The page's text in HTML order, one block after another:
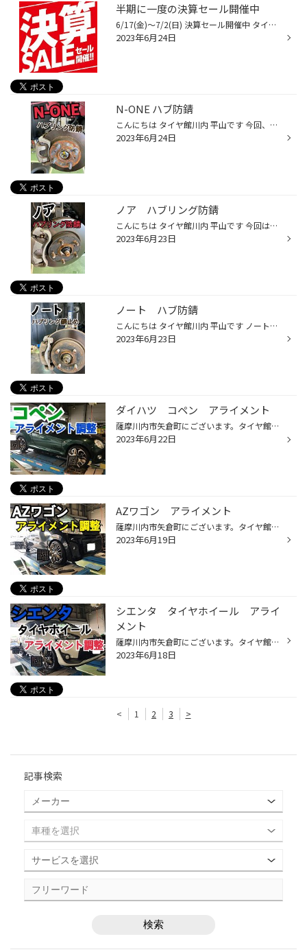
半期に一度の決算セール開催中
6/17(金)～7/2(日) 決算セール開催中 タイヤ交換をご検討中の方はぜひタイヤ館川内へご相談下さいませ。 タイヤ館アプリをダウンロードしていただくと割引クーポンをご利用いただけます。 一部地域の方へ折込チラシもお届けさせて頂いています。
2023年6月24日
N-ONE ハブ防錆
こんにちは タイヤ館川内 平山です 今回、N-ONEのハブ防錆施工 させていただきました！ 施工前 施工後 キレイになりました！ サビがあると中心がキレイに ハマりきらないので、ハンドルのガタ付きに つながることがあります。 タイヤ交換の際はぜひここまで！
2023年6月24日
ノア ハブリング防錆
こんにちは タイヤ館川内 平山です 今回はノアのハブリングの錆止め 新しい車でも意外と錆びてる ハブリング タイヤを外さないと見えない 部分ですがここまでキレイに してあげましょう！ こんな感じにきれいになります！ 詳しくはお気軽にスタッフに お声がけください！
2023年6月23日
ノート ハブ防錆
こんにちは タイヤ館川内 平山です ノートのハブリング、 防錆施工させていただきました！ 元々はこんな感じで フロントとリア 施工してこうなります！ タイヤをつけると 見えなくはなりますけど 愛車の細かいとこまでしっかり きれいにしてあげましょう！
2023年6月23日
ダイハツ コペン アライメント
薩摩川内市矢倉町にございます。タイヤ館川内の平山です。 アライメントの長持ちプランに入会して頂いていたので、 定期点検でアライメント測定をしました。 測定の結果、ズレが生じていたので調整までさせていただきました。 街乗りばかりで走行距離が伸びない方や、 鹿児島市内まで毎日通勤で年間...
2023年6月22日
AZワゴン アライメント
薩摩川内市矢倉町にございます。タイヤ館川内の平山です。 今回はマツダのAZワゴンにタイヤ交換＋車高調整＋ラテラルロッド取り付けしました。 車高を変えるとアライメント調整は必須です。 さらにリアタイヤの出面に左右差が出てしまうので、 調整式ラテラルロッドへ交換をお勧めします。 クスコの...
2023年6月19日
シエンタ タイヤホイール アライ
メント
薩摩川内市矢倉町にございます。タイヤ館川内の平山です。 取り付けしたシエンタの追加写真です。 タイヤホイールセットで交換時はアライメントは必須ですね。 黒のホイールにマシニング加工されているので、高級感が出てます。 ホイールについて詳しく知りたい方は、当店スタッフまでお尋ねくださ...
2023年6月18日
< 1 2 3 >
記事検索